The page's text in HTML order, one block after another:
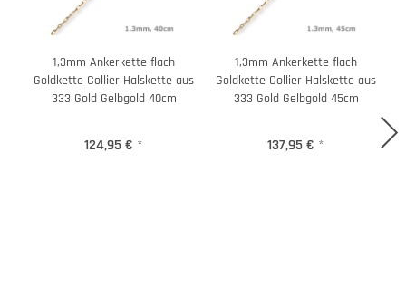
1,3mm Ankerkette flach
Goldkette Collier Halskette aus
333 Gold Gelbgold 40cm
124,95 € *
1,3mm Ankerkette flach
Goldkette Collier Halskette aus
333 Gold Gelbgold 45cm
137,95 € *